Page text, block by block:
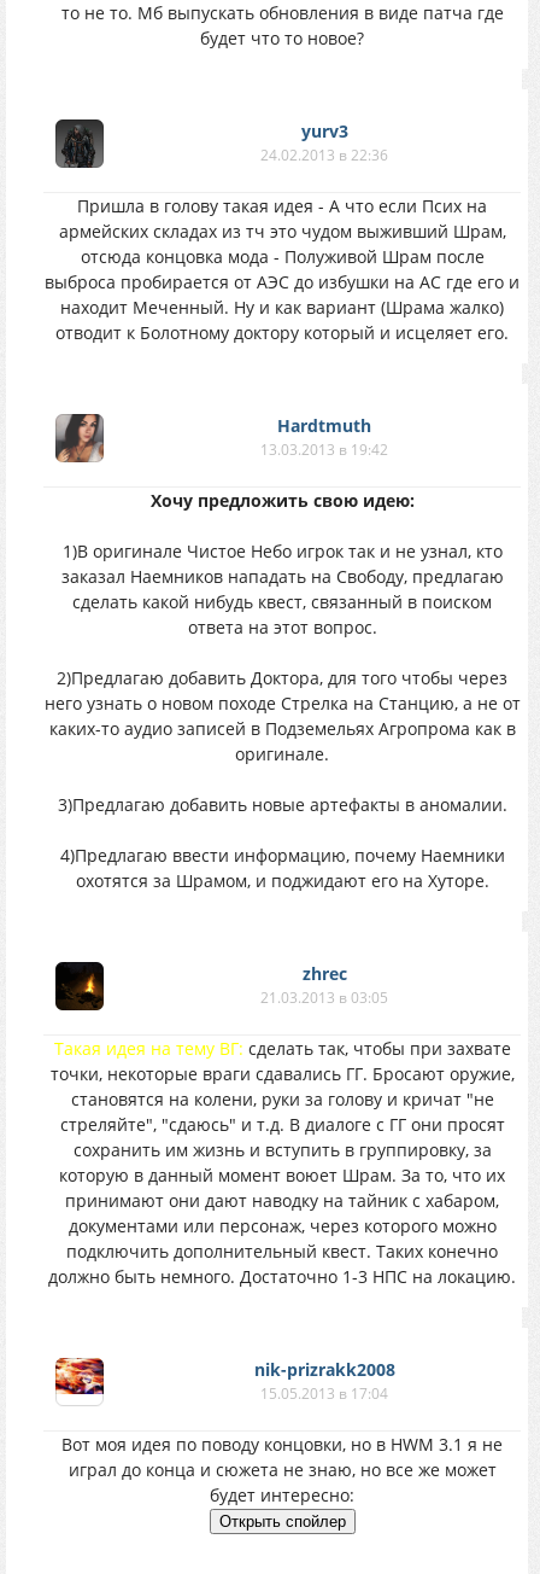
то не то. Мб выпускать обновления в виде патча где
будет что то новое?
yurv3
24.02.2013 в 22:36
Пришла в голову такая идея - А что если Псих на
армейских складах из тч это чудом выживший Шрам,
отсюда концовка мода - Полуживой Шрам после
выброса пробирается от АЭС до избушки на АС где его и
находит Меченный. Ну и как вариант (Шрама жалко)
отводит к Болотному доктору который и исцеляет его.
Hardtmuth
13.03.2013 в 19:42
Хочу предложить свою идею:
1)В оригинале Чистое Небо игрок так и не узнал, кто
заказал Наемников нападать на Свободу, предлагаю
сделать какой нибудь квест, связанный в поиском
ответа на этот вопрос.
2)Предлагаю добавить Доктора, для того чтобы через
него узнать о новом походе Стрелка на Станцию, а не от
каких-то аудио записей в Подземельях Агропрома как в
оригинале.
3)Предлагаю добавить новые артефакты в аномалии.
4)Предлагаю ввести информацию, почему Наемники
охотятся за Шрамом, и поджидают его на Хуторе.
zhrec
21.03.2013 в 03:05
Такая идея на тему ВГ: сделать так, чтобы при захвате
точки, некоторые враги сдавались ГГ. Бросают оружие,
становятся на колени, руки за голову и кричат "не
стреляйте", "сдаюсь" и т.д. В диалоге с ГГ они просят
сохранить им жизнь и вступить в группировку, за
которую в данный момент воюет Шрам. За то, что их
принимают они дают наводку на тайник с хабаром,
документами или персонаж, через которого можно
подключить дополнительный квест. Таких конечно
должно быть немного. Достаточно 1-3 НПС на локацию.
nik-prizrakk2008
15.05.2013 в 17:04
Вот моя идея по поводу концовки, но в НWM 3.1 я не
играл до конца и сюжета не знаю, но все же может
будет интересно: